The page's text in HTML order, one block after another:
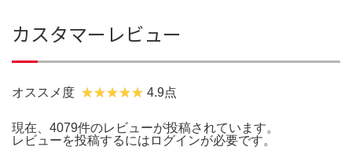
カスタマーレビュー
オススメ度 4.9点
現在、4079件のレビューが投稿されています。
レビューを投稿するには ログインが必要です。